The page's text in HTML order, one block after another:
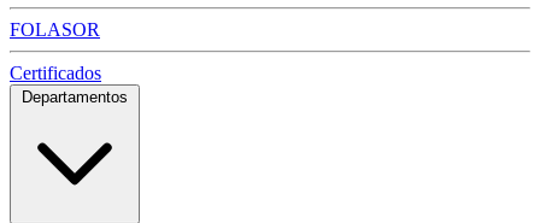
FOLASOR
Certificados
Departamentos